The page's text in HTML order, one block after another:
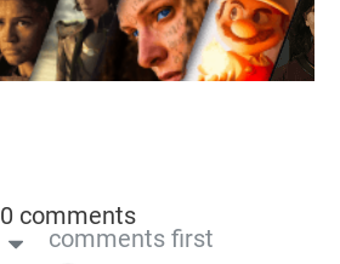
0 comments
comments first